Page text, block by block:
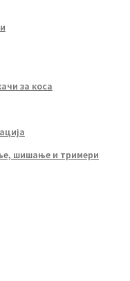
за коса
шишање и тримери